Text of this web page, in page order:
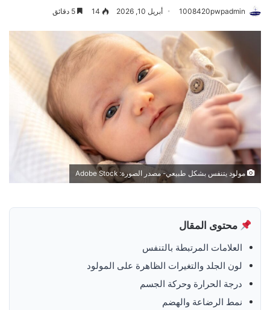
1008420pwpadmin أبريل 10, 2026 14
مولود يتنفس بشكل طبيعي- مصدر الصورة: Adobe Stock
محتوى المقال
العلامات المرتبطة بالتنفس
لون الجلد والتغيرات الظاهرة على المولود
درجة الحرارة وحركة الجسم
نمط الرضاعة والهضم